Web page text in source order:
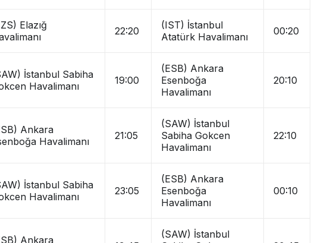
Elazığ
22:20
(IST) İstanbul
Atatürk Havalimanı
00:20
İstanbul Sabiha
Havalimanı
19:00
(ESB) Ankara
Esenboğa
Havalimanı
20:10
Ankara
Havalimanı
21:05
(SAW) İstanbul
Sabiha Gokcen
Havalimanı
22:10
İstanbul Sabiha
Havalimanı
23:05
(ESB) Ankara
Esenboğa
Havalimanı
00:10
Ankara
(SAW) İstanbul